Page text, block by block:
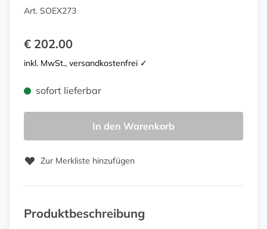
Art. SOEX273
€ 202.00
inkl. MwSt., versandkostenfrei ✓
sofort lieferbar
In den Warenkorb
Zur Merkliste hinzufügen
Produktbeschreibung